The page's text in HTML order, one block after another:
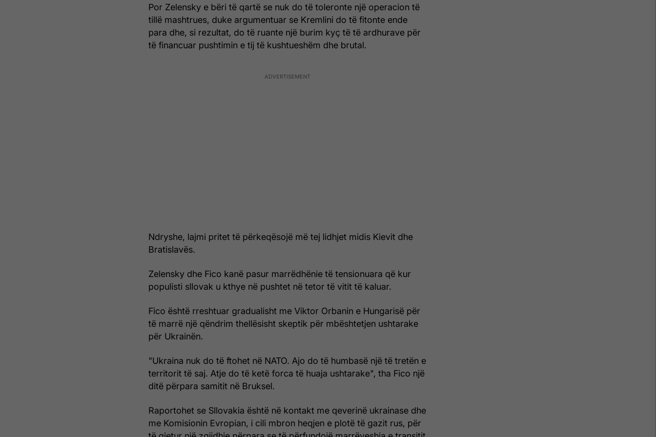
Por Zelensky e bëri të qartë se nuk do të toleronte një operacion të
tillë mashtrues, duke argumentuar se Kremlini do të fitonte ende
para dhe, si rezultat, do të ruante një burim kyç të të ardhurave për
të financuar pushtimin e tij të kushtueshëm dhe brutal.
Ndryshe, lajmi pritet të përkeqësojë më tej lidhjet midis Kievit dhe
Bratislavës.
Zelensky dhe Fico kanë pasur marrëdhënie të tensionuara që kur
populisti sllovak u kthye në pushtet në tetor të vitit të kaluar.
Fico është rreshtuar gradualisht me Viktor Orbanin e Hungarisë për
të marrë një qëndrim thellësisht skeptik për mbështetjen ushtarake
për Ukrainën.
"Ukraina nuk do të ftohet në NATO. Ajo do të humbasë një të tretën e
territorit të saj. Atje do të ketë forca të huaja ushtarake", tha Fico një
ditë përpara samitit në Bruksel.
Raportohet se Sllovakia është në kontakt me qeverinë ukrainase dhe
me Komisionin Evropian, i cili mbron heqjen e plotë të gazit rus, për